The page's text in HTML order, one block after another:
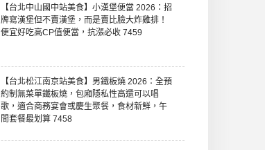
【台北中山國中站美食】小漢堡便當 2026：招
牌寫漢堡但不賣漢堡，而是賣比臉大炸雞排！
便宜好吃高CP值便當，抗漲必收 7459
【台北松江南京站美食】男鐵板燒 2026：全預
約制無菜單鐵板燒，包廂隱私性高還可以唱
歌，適合商務宴會或慶生聚餐，食材新鮮，午
間套餐最划算 7458